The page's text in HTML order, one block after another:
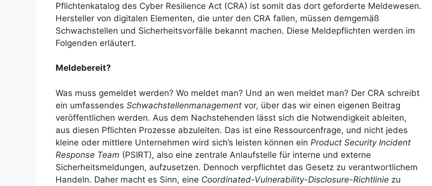
Pflichtenkatalog des Cyber Resilience Act (CRA) ist somit das dort geforderte Meldewesen.
Hersteller von digitalen Elementen, die unter den CRA fallen, müssen demgemäß
Schwachstellen und Sicherheitsvorfälle bekannt machen. Diese Meldepflichten werden im
Folgenden erläutert.
Meldebereit?
Was muss gemeldet werden? Wo meldet man? Und an wen meldet man? Der CRA schreibt
ein umfassendes Schwachstellenmanagement vor, über das wir einen eigenen Beitrag
veröffentlichen werden. Aus dem Nachstehenden lässt sich die Notwendigkeit ableiten,
aus diesen Pflichten Prozesse abzuleiten. Das ist eine Ressourcenfrage, und nicht jedes
kleine oder mittlere Unternehmen wird sich’s leisten können ein Product Security Incident
Response Team (PSIRT), also eine zentrale Anlaufstelle für interne und externe
Sicherheitsmeldungen, aufzusetzen. Dennoch verpflichtet das Gesetz zu verantwortlichem
Handeln. Daher macht es Sinn, eine Coordinated-Vulnerability-Disclosure-Richtlinie zu